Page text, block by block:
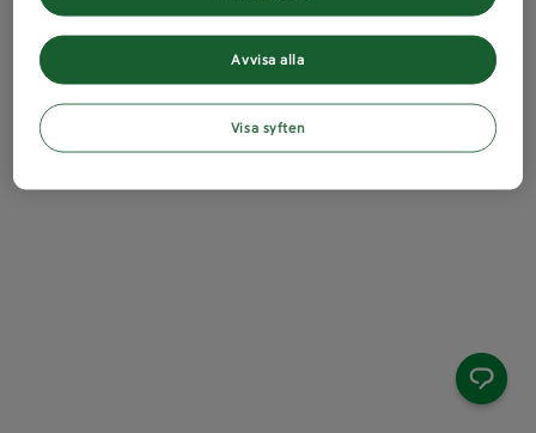
Avvisa alla
Visa syften